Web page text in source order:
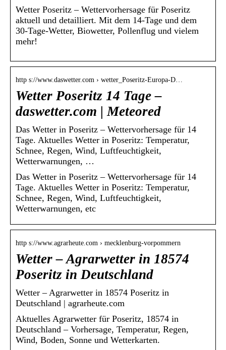
Wetter Poseritz – Wettervorhersage für Poseritz
aktuell und detailliert. Mit dem 14-Tage und dem
30-Tage-Wetter, Biowetter, Pollenflug und vielem
mehr!
http s://www.daswetter.com › wetter_Poseritz-Europa-D…
Wetter Poseritz 14 Tage –
daswetter.com | Meteored
Das Wetter in Poseritz – Wettervorhersage für 14
Tage. Aktuelles Wetter in Poseritz: Temperatur,
Schnee, Regen, Wind, Luftfeuchtigkeit,
Wetterwarnungen, …
Das Wetter in Poseritz – Wettervorhersage für 14
Tage. Aktuelles Wetter in Poseritz: Temperatur,
Schnee, Regen, Wind, Luftfeuchtigkeit,
Wetterwarnungen, etc
http s://www.agrarheute.com › mecklenburg-vorpommern
Wetter – Agrarwetter in 18574
Poseritz in Deutschland
Wetter – Agrarwetter in 18574 Poseritz in
Deutschland | agrarheute.com
Aktuelles Agrarwetter für Poseritz, 18574 in
Deutschland – Vorhersage, Temperatur, Regen,
Wind, Boden, Sonne und Wetterkarten.